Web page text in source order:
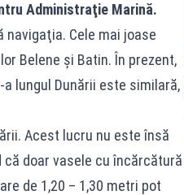
Administraţie Marină.
navigaţia. Cele mai joase
Belene şi Batin. În prezent,
lungul Dunării este similară,
Acest lucru nu este însă
doar vasele cu încărcătură
de 1,20 – 1,30 metri pot